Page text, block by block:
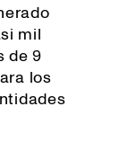
mil
de 9
los